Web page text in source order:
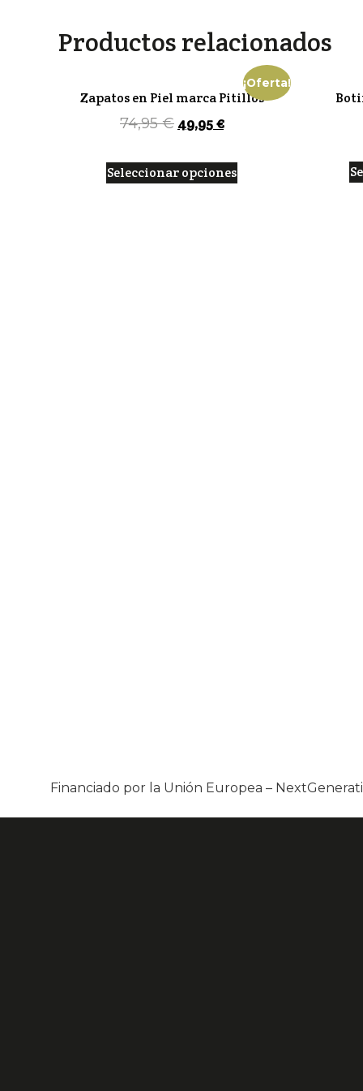
Productos relacionados
¡Oferta!
Zapatos en Piel marca Pitillos
74,95€ 49,95€
Seleccionar opciones
Financiado por la Unión Europea –